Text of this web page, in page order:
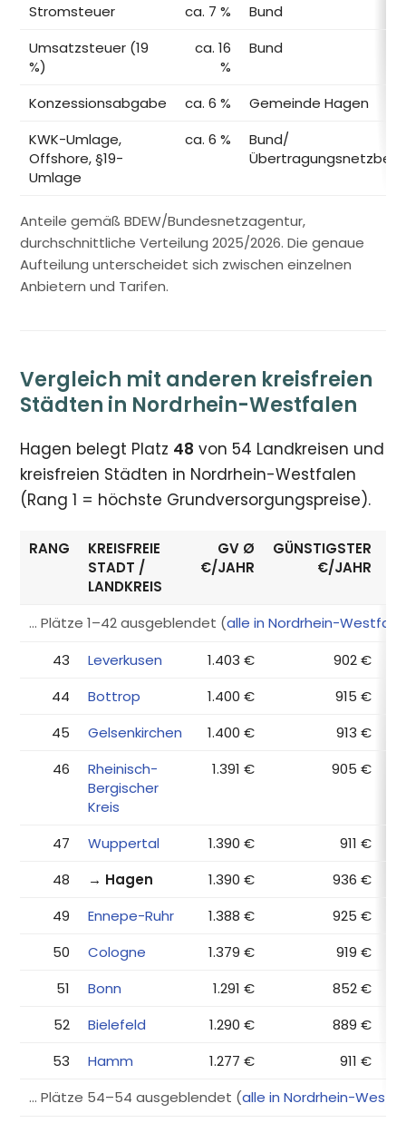
Stromsteuer ca. 7 %
Bund
Umsatzsteuer (19
%)
ca. 16
%
Bund
Konzessionsabgabe ca. 6 %
Gemeinde Hagen
KWK-Umlage,
Offshore, §19-
Umlage
ca. 6 %
Bund/
Anteile gemäß BDEW/Bundesnetzagentur,
durchschnittliche Verteilung 2025/2026. Die genaue
Aufteilung unterscheidet sich zwischen einzelnen
Anbietern und Tarifen.
Vergleich mit anderen kreisfreien
Städten in Nordrhein-Westfalen
Hagen belegt Platz 48 von 54 Landkreisen und
kreisfreien Städten in Nordrhein-Westfalen
(Rang 1 = höchste Grundversorgungspreise).
RANG
KREISFREIE
STADT /
LANDKREIS
GV Ø
€/JAHR
GÜNSTIGSTER
€/JAHR
… Plätze 1–42 ausgeblendet (alle in Nordrhein-
43
Leverkusen 1.403 €
902 €
44
Bottrop 1.400 €
915 €
45
Gelsenkirchen 1.400 €
913 €
46
Rheinisch-
Bergischer
Kreis
1.391 € 905 €
47 Wuppertal 1.390 €
911 €
48
→ Hagen 1.390 €
936 €
49
Ennepe-Ruhr 1.388 €
925 €
50
Cologne 1.379 €
919 €
51
Bonn 1.291 €
852 €
52
Bielefeld 1.290 €
889 €
53
Hamm 1.277 €
911 €
… Plätze 54–54 ausgeblendet (alle in Nordrhein-